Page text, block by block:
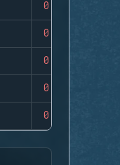
0
0
0
0
0